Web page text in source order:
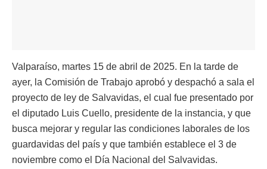
Valparaíso, martes 15 de abril de 2025. En la tarde de
ayer, la Comisión de Trabajo aprobó y despachó a sala el
proyecto de ley de Salvavidas, el cual fue presentado por
el diputado Luis Cuello, presidente de la instancia, y que
busca mejorar y regular las condiciones laborales de los
guardavidas del país y que también establece el 3 de
noviembre como el Día Nacional del Salvavidas.